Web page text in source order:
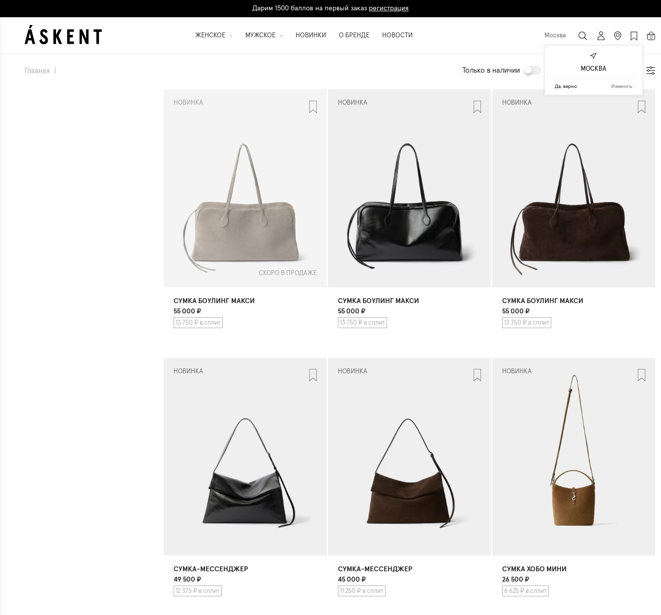
Дарим 1500 баллов на первый заказ регистрация
ЖЕНСКОЕ МУЖСКОЕ НОВИНКИ О БРЕНДЕ НОВОСТИ Москва 0
Главная Только в наличии Подбор по параметрам
НОВИНКА
СКОРО В ПРОДАЖЕ
СУМКА БОУЛИНГ МАКСИ
55 000 ₽
13 750 ₽ в сплит
НОВИНКА
СУМКА БОУЛИНГ МАКСИ
55 000 ₽
13 750 ₽ в сплит
НОВИНКА
СУМКА БОУЛИНГ МАКСИ
55 000 ₽
13 750 ₽ в сплит
НОВИНКА
СУМКА-МЕССЕНДЖЕР
49 500 ₽
12 375 ₽ в сплит
НОВИНКА
СУМКА-МЕССЕНДЖЕР
45 000 ₽
11 250 ₽ в сплит
НОВИНКА
СУМКА ХОБО МИНИ
26 500 ₽
6 625 ₽ в сплит
МОСКВА
Да, верно Изменить